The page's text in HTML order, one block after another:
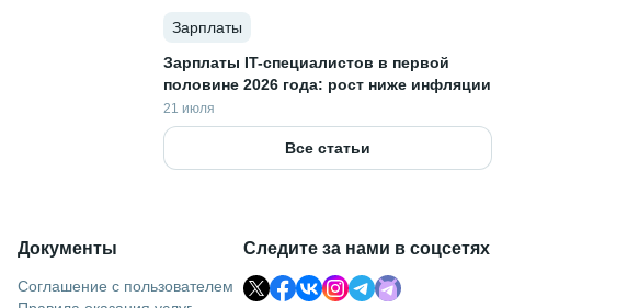
Зарплаты
Зарплаты IT-специалистов в первой
половине 2026 года: рост ниже инфляции
21 июля
Все статьи
Документы
Соглашение с пользователем
Следите за нами в соцсетях